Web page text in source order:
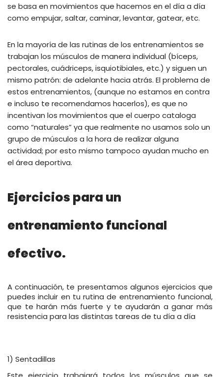
se basa en movimientos que hacemos en el día a día
como empujar, saltar, caminar, levantar, gatear, etc.
En la mayoría de las rutinas de los entrenamientos se
trabajan los músculos de manera individual (bíceps,
pectorales, cuádriceps, isquiotibiales, etc.) y siguen un
mismo patrón: de adelante hacia atrás. El problema de
estos entrenamientos, (aunque no estamos en contra
e incluso te recomendamos hacerlos), es que no
incentivan los movimientos que el cuerpo cataloga
como “naturales” ya que realmente no usamos solo un
grupo de músculos a la hora de realizar alguna
actividad; por esto mismo tampoco ayudan mucho en
el área deportiva.
Ejercicios para un
entrenamiento funcional
efectivo.
A continuación, te presentamos algunos ejercicios que
puedes incluir en tu rutina de entrenamiento funcional,
que te harán más fuerte y te ayudarán a ganar más
resistencia para las distintas tareas de tu día a día
1) Sentadillas